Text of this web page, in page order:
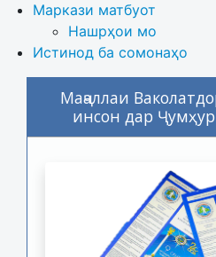
Маркази матбуот
Нашрҳои мо
Истинод ба сомонаҳо
Маҷаллаи
инсон дар